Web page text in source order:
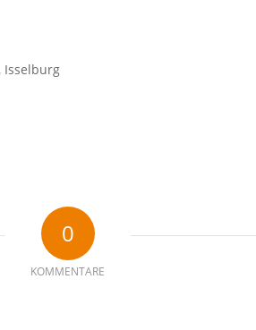
Isselburg
0
KOMMENTARE